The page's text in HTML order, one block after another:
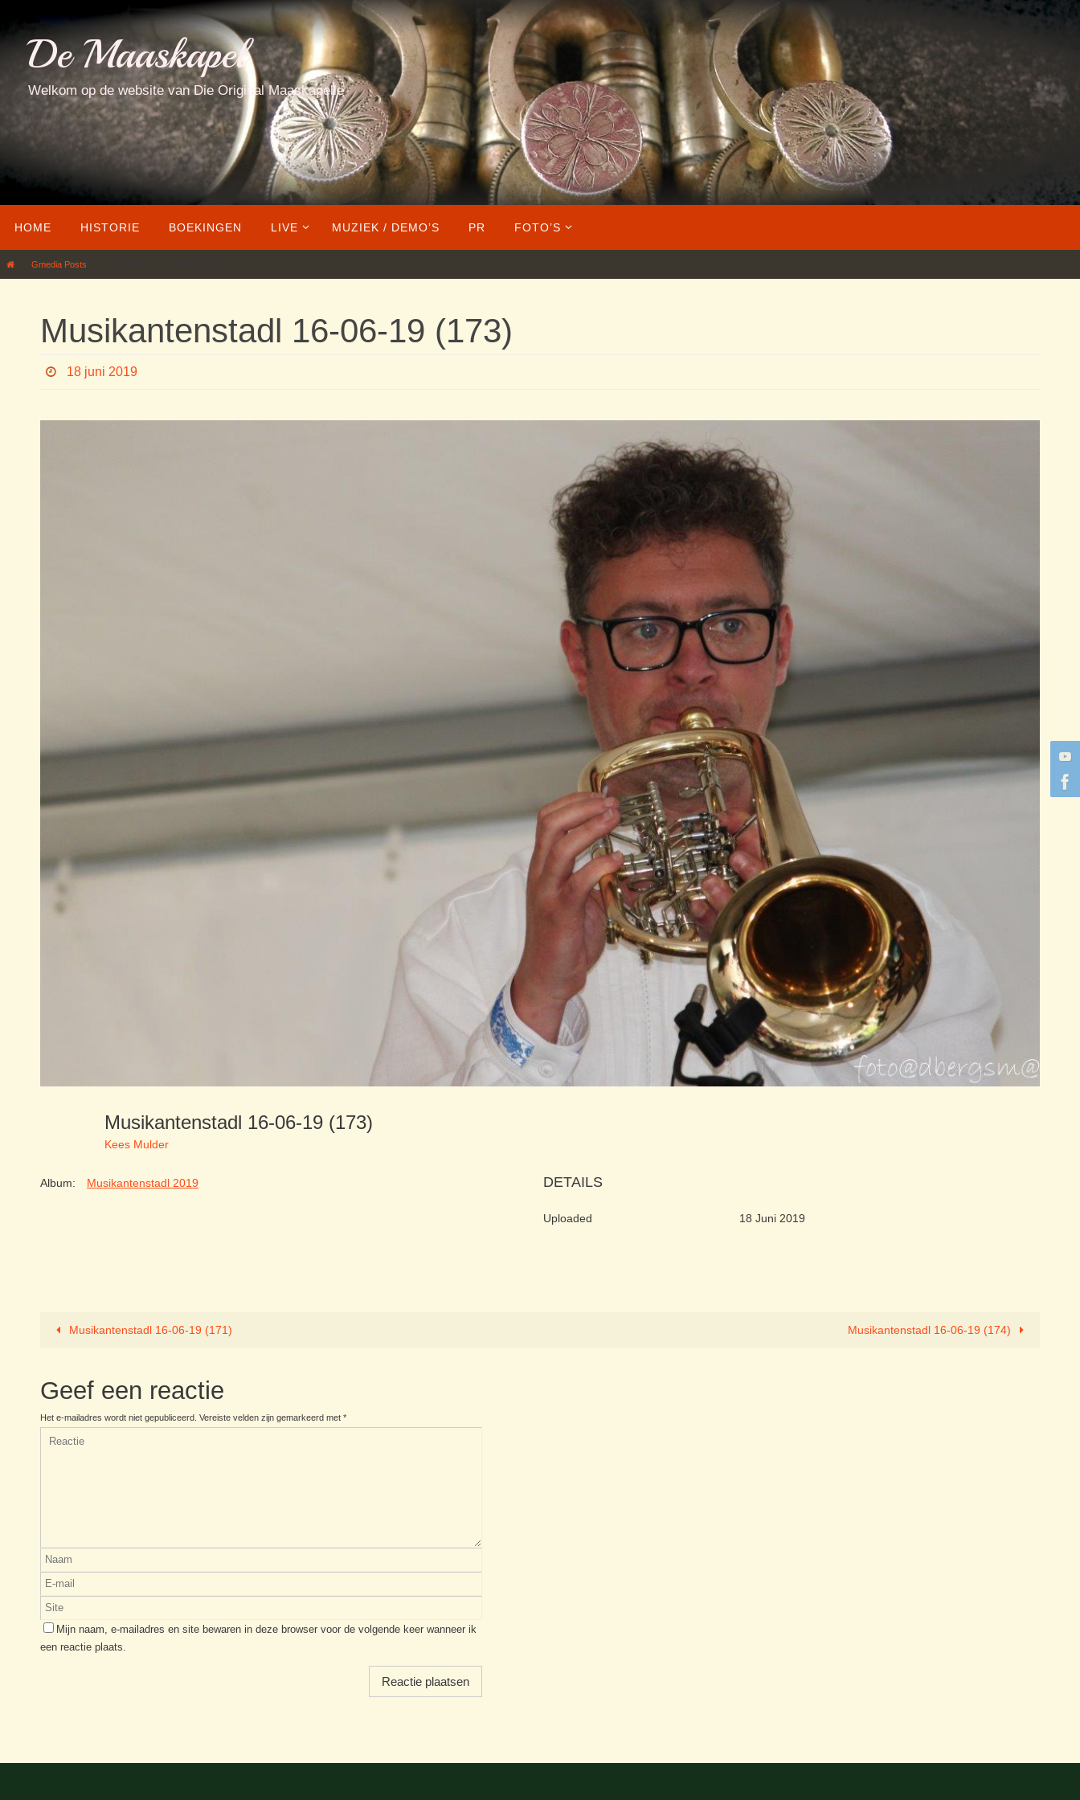
inhoudDe Maaskapel
Welkom op de website van Die Original Maaskapelle
naar
de
HOME HISTORIE BOEKINGEN LIVE MUZIEK / DEMO’S PR FOTO’S
HomeGmedia Posts
Musikantenstadl 16-06-19 (173)
18 juni 2019
Musikantenstadl 16-06-19 (173)
Kees Mulder
Album: Musikantenstadl 2019 DETAILS
Uploaded 18 Juni 2019
Musikantenstadl 16-06-19 (171) Musikantenstadl 16-06-19 (174)
Geef een reactie
Het e-mailadres wordt niet gepubliceerd. Vereiste velden zijn gemarkeerd met *
Mijn naam, e-mailadres en site bewaren in deze browser voor de volgende keer wanneer ik
een reactie plaats.